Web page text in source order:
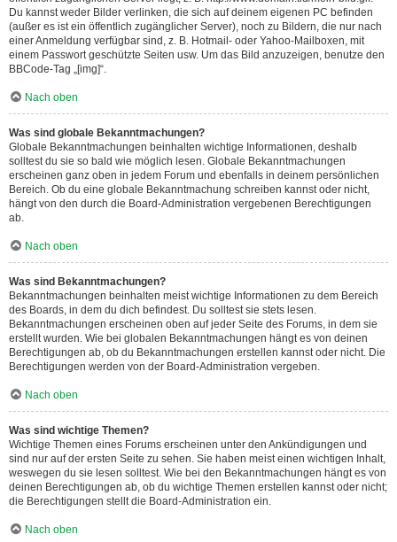
Du kannst weder Bilder verlinken, die sich auf deinem eigenen PC befinden
(außer es ist ein öffentlich zugänglicher Server), noch zu Bildern, die nur nach
einer Anmeldung verfügbar sind, z. B. Hotmail- oder Yahoo-Mailboxen, mit
einem Passwort geschützte Seiten usw. Um das Bild anzuzeigen, benutze den
BBCode-Tag „[img]“.
Nach oben
Was sind globale Bekanntmachungen?
Globale Bekanntmachungen beinhalten wichtige Informationen, deshalb
solltest du sie so bald wie möglich lesen. Globale Bekanntmachungen
erscheinen ganz oben in jedem Forum und ebenfalls in deinem persönlichen
Bereich. Ob du eine globale Bekanntmachung schreiben kannst oder nicht,
hängt von den durch die Board-Administration vergebenen Berechtigungen
ab.
Nach oben
Was sind Bekanntmachungen?
Bekanntmachungen beinhalten meist wichtige Informationen zu dem Bereich
des Boards, in dem du dich befindest. Du solltest sie stets lesen.
Bekanntmachungen erscheinen oben auf jeder Seite des Forums, in dem sie
erstellt wurden. Wie bei globalen Bekanntmachungen hängt es von deinen
Berechtigungen ab, ob du Bekanntmachungen erstellen kannst oder nicht. Die
Berechtigungen werden von der Board-Administration vergeben.
Nach oben
Was sind wichtige Themen?
Wichtige Themen eines Forums erscheinen unter den Ankündigungen und
sind nur auf der ersten Seite zu sehen. Sie haben meist einen wichtigen Inhalt,
weswegen du sie lesen solltest. Wie bei den Bekanntmachungen hängt es von
deinen Berechtigungen ab, ob du wichtige Themen erstellen kannst oder nicht;
die Berechtigungen stellt die Board-Administration ein.
Nach oben